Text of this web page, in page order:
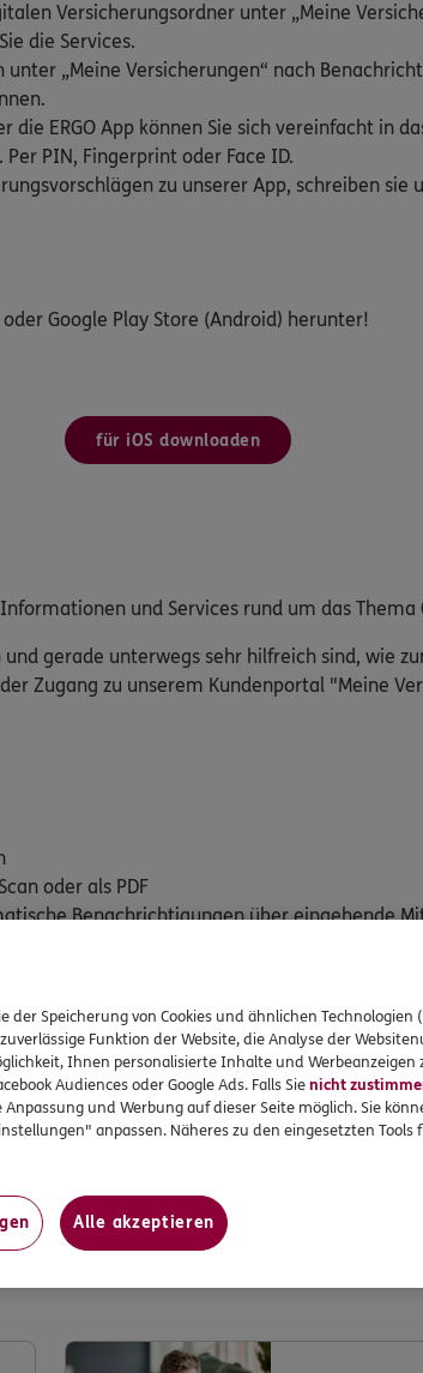
Versicherungsordner unter „Meine
die Services.
„Meine Versicherungen“ nach
ERGO App können Sie sich vereinfacht in
PIN, Fingerprint oder Face ID.
zu unserer App, schreiben sie
Google Play Store (Android) herunter!
für iOS downloaden
und Services rund um das Thema
gerade unterwegs sehr hilfreich sind, wie
Zugang zu unserem Kundenportal "Meine
oder als PDF
Benachrichtigungen über eingehende
Blick behalten mit "Mein Vertrag"
Google Play Store (Android) herunter!
interessieren:
der Speicherung von Cookies und ähnlichen Technologien
Funktion der Website, die Analyse der
Ihnen personalisierte Inhalte und Werbeanzeigen
Audiences oder Google Ads. Falls Sienicht
und Werbung auf dieser Seite möglich. Sie
anpassen. Näheres zu den eingesetzten Tools
Alle akzeptieren